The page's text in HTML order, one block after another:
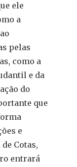
ele
a
pelas
como a
e da
do
que
e
Cotas,
entrará